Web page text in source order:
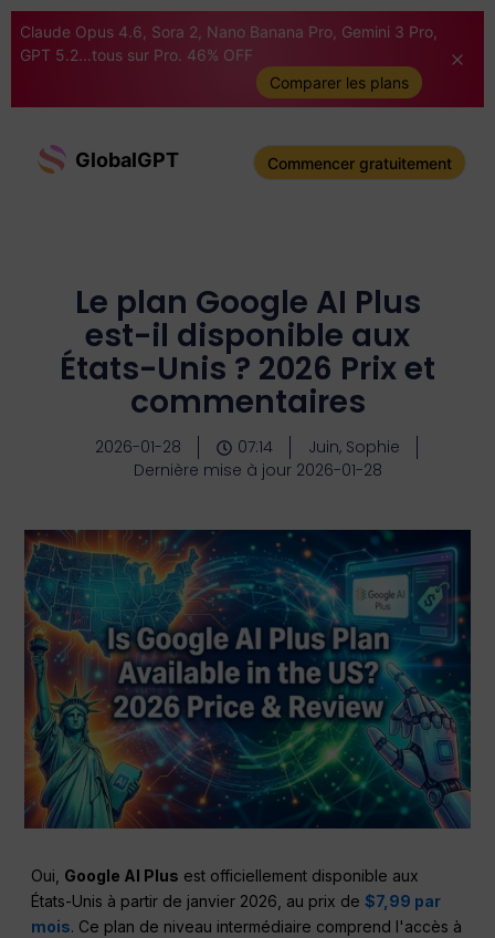
Claude Opus 4.6, Sora 2, Nano Banana Pro, Gemini 3 Pro,
GPT 5.2...tous sur Pro. 46% OFF
Comparer les plans
GlobalGPT Commencer gratuitement
Le plan Google AI Plus
est-il disponible aux
États-Unis ? 2026 Prix et
commentaires
2026-01-28 07:14
Juin, Sophie
Dernière mise à jour 2026-01-28
Oui, Google AI Plus est officiellement disponible aux
États-Unis à partir de janvier 2026, au prix de$7,99 par
mois. Ce plan de niveau intermédiaire comprend l'accès à